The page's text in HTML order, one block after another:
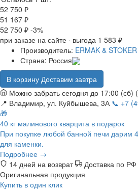
52 750 ₽
51 167 ₽
52 750 ₽ -3%
при заказе на сайте · выгода 1 583 ₽
Производитель: ERMAK & STOKER
Страна: Россия
В корзину Доставим завтра
Можно забрать сегодня до 17:00 (сб)
📍 Владимир, ул. Куйбышева, 3А 📞 +7
🎁
40 кг малинового кварцита в подарок
При покупке любой банной печи дарим
для каменки.
Подробнее →
14 дней на возврат
Доставка по РФ
Оригинальная продукция
Купить в один клик